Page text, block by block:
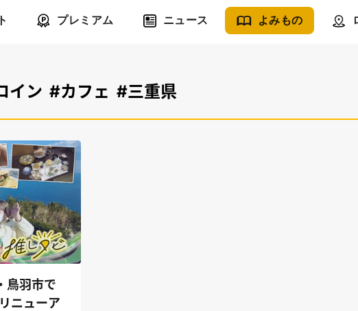
プレミアム ニュース よみもの
イン #カフェ #三重県
鳥羽市で
ニューア